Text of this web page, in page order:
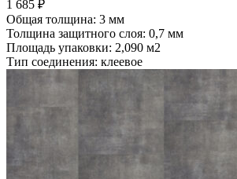
1 685 ₽
Общая толщина: 3 мм
Толщина защитного слоя: 0,7 мм
Площадь упаковки: 2,090 м2
Тип соединения: клеевое